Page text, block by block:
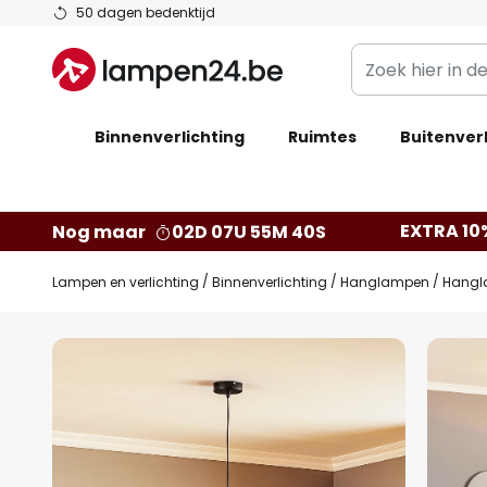
50 dagen bedenktijd
Ga
de
inhoud
Zoek
hier
de
Binnenverlichting Ruimtes
Nog maar 02D 07U 55M 39S EXTRA
Lampen en verlichting Binnenverlichting Hanglampen
Ga
einde